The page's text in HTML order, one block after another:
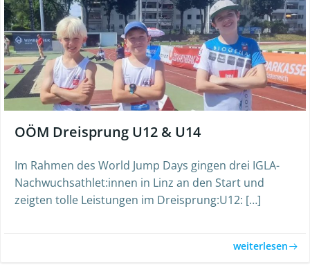
OÖM Dreisprung U12 & U14
Im Rahmen des World Jump Days gingen drei IGLA-
Nachwuchsathlet:innen in Linz an den Start und
zeigten tolle Leistungen im Dreisprung:U12: […]
weiterlesen